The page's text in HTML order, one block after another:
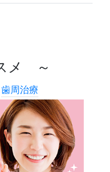
メ ～
歯周治療